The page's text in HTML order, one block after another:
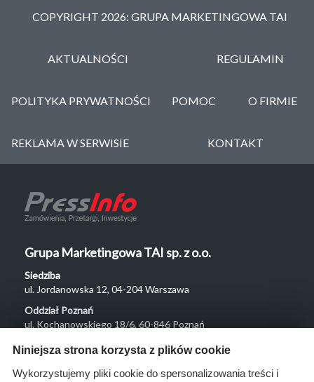
COPYRIGHT 2026: GRUPA MARKETINGOWA TAI
AKTUALNOŚCI REGULAMIN
POLITYKA PRYWATNOŚCI POMOC O FIRMIE
REKLAMA W SERWISIE KONTAKT
Grupa Marketingowa TAI sp. z o.o.
Siedziba
ul. Jordanowska 12, 04-204 Warszawa
Oddział Poznań
ul. Kochanowskiego 18/6, 60-846 Poznań
Menu
O nas
Niniejsza strona korzysta z plików cookie
Wykorzystujemy pliki cookie do spersonalizowania treści i